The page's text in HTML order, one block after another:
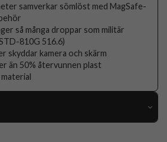
samverkar sömlöst med MagSafe-
så många droppar som militär
810G 516.6)
skyddar kamera och skärm
än 50% återvunnen plast